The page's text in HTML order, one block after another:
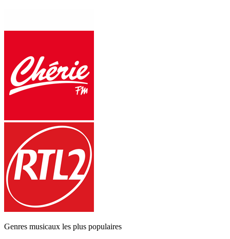
Genres musicaux les plus populaires